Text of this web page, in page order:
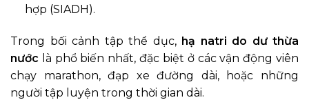
hợp (SIADH).
Trong bối cảnh tập thể dục, hạ natri do dư thừa
nước là phổ biến nhất, đặc biệt ở các vận động viên
chạy marathon, đạp xe đường dài, hoặc những
người tập luyện trong thời gian dài.